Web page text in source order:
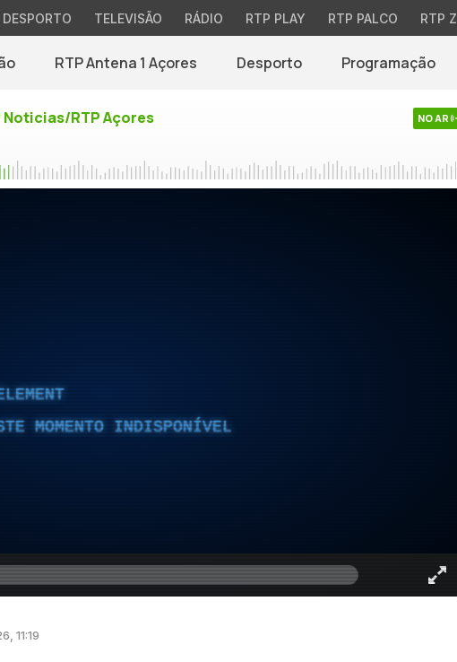
DESPORTO TELEVISÃO RÁDIO RTP PLAY RTP PALCO RTP
RTP Antena 1 Açores Desporto Programação
Noticias/RTP Açores NO AR
MOMENTO INDISPONÍVEL
11:19